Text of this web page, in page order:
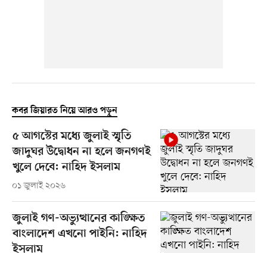
কবর জিয়ারত নিয়ে আরও পড়ুন
৫ আগস্টের মধ্যে জুলাই স্মৃতি
জাদুঘর উদ্বোধন না হলে জনগণই
খুলে দেবে: নাহিদ ইসলাম
০১ জুলাই ২০২৬
জুলাই গণ-অভ্যুত্থানের কাঙ্ক্ষিত
বাংলাদেশ এখনো পাইনি: নাহিদ
ইসলাম